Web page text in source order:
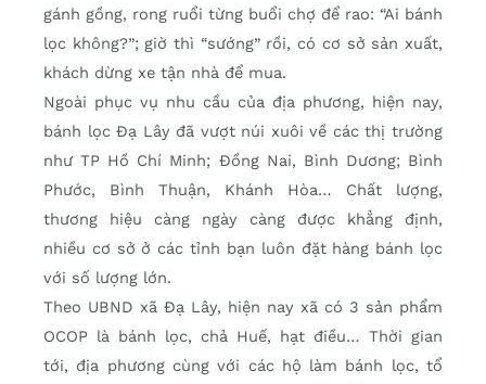
gánh gồng, rong ruổi từng buổi chợ để rao: “Ai bánh
lọc không?”; giờ thì “sướng” rồi, có cơ sở sản xuất,
khách dừng xe tận nhà để mua.
Ngoài phục vụ nhu cầu của địa phương, hiện nay,
bánh lọc Đạ Lây đã vượt núi xuôi về các thị trường
như TP Hồ Chí Minh; Đồng Nai, Bình Dương; Bình
Phước, Bình Thuận, Khánh Hòa… Chất lượng,
thương hiệu càng ngày càng được khẳng định,
nhiều cơ sở ở các tỉnh bạn luôn đặt hàng bánh lọc
với số lượng lớn.
Theo UBND xã Đạ Lây, hiện nay xã có 3 sản phẩm
OCOP là bánh lọc, chả Huế, hạt điều… Thời gian
tới, địa phương cùng với các hộ làm bánh lọc, tổ